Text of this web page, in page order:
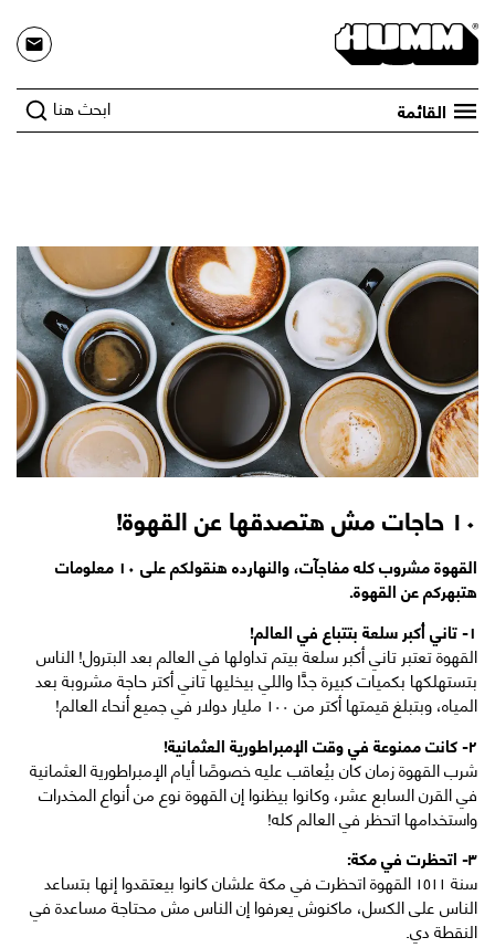
القائمة ابحث هنا
١٠ حاجات مش هتصدقها عن القهوة!
القهوة مشروب كله مفاجآت، والنهارده هنقولكم على ١٠ معلومات
هتبهركم عن القهوة.
١- تاني أكبر سلعة بتتباع في العالم!
القهوة تعتبر تاني أكبر سلعة بيتم تداولها في العالم بعد البترول! الناس
بتستهلكها بكميات كبيرة جدًّا واللي بيخليها تاني أكتر حاجة مشروبة بعد
المياه، وبتبلغ قيمتها أكتر من ١٠٠ مليار دولار في جميع أنحاء العالم!
٢- كانت ممنوعة في وقت الإمبراطورية العثمانية!
شرب القهوة زمان كان بيُعاقب عليه خصوصًا أيام الإمبراطورية العثمانية
في القرن السابع عشر، وكانوا بيظنوا إن القهوة نوع من أنواع المخدرات
واستخدامها اتحظر في العالم كله!
٣- اتحظرت في مكة:
سنة ١٥١١ القهوة اتحظرت في مكة علشان كانوا بيعتقدوا إنها بتساعد
الناس على الكسل، ماكنوش يعرفوا إن الناس مش محتاجة مساعدة في
النقطة دي.